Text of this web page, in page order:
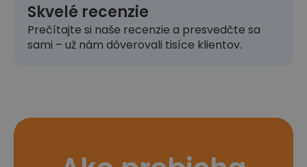
Skvelé recenzie
Prečítajte si naše recenzie a presvedčte sa
sami – už nám dôverovali tisíce klientov.